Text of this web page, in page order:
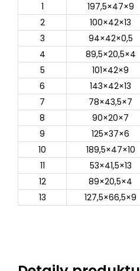
1
197,5×47×9
2
100×42×13
3
94×42×0,5
4
89,5×20,5×4
5
101×42×9
6
143×42×13
7
78×43,5×7
8
90×20×7
9
125×37×6
10
189,5×47×10
11
53×41,5×13
12
89×20,5×4
13
127,5×66,5×9